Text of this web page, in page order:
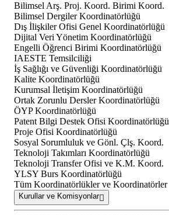
Bilimsel Arş. Proj. Koord. Birimi Koord.
Bilimsel Dergiler Koordinatörlüğü
Dış İlişkiler Ofisi Genel Koordinatörlüğü
Dijital Veri Yönetim Koordinatörlüğü
Engelli Öğrenci Birimi Koordinatörlüğü
IAESTE Temsilciliği
İş Sağlığı ve Güvenliği Koordinatörlüğü
Kalite Koordinatörlüğü
Kurumsal İletişim Koordinatörlüğü
Ortak Zorunlu Dersler Koordinatörlüğü
ÖYP Koordinatörlüğü
Patent Bilgi Destek Ofisi Koordinatörlüğü
Proje Ofisi Koordinatörlüğü
Sosyal Sorumluluk ve Gönl. Çlş. Koord.
Teknoloji Takımları Koordinatörlüğü
Teknoloji Transfer Ofisi ve K.M. Koord.
YLSY Burs Koordinatörlüğü
Tüm Koordinatörlükler ve Koordinatörler
Kurullar ve Komisyonlar